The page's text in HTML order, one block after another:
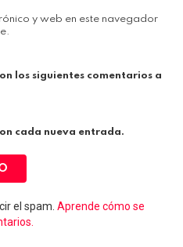
y web en este navegador
los siguientes comentarios a
cada nueva entrada.
el spam. Aprende cómo se